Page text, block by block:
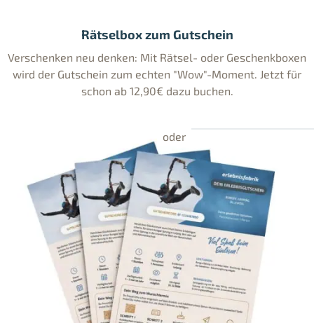
Rätselbox zum Gutschein
Verschenken neu denken: Mit Rätsel- oder Geschenkboxen
wird der Gutschein zum echten "Wow"-Moment. Jetzt für
schon ab 12,90€ dazu buchen.